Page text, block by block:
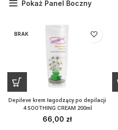
Pokaż Panel Boczny
BRAK
Depileve krem łagodzący po depilacji
4 SOOTHING CREAM 200ml
66,00 zł